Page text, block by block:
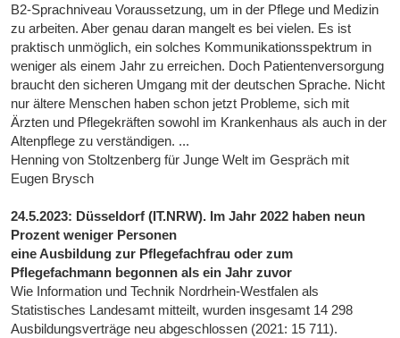
B2-Sprachniveau Voraussetzung, um in der Pflege und Medizin
zu arbeiten. Aber genau daran mangelt es bei vielen. Es ist
praktisch unmöglich, ein solches Kommunikationsspektrum in
weniger als einem Jahr zu erreichen. Doch Patientenversorgung
braucht den sicheren Umgang mit der deutschen Sprache. Nicht
nur ältere Menschen haben schon jetzt Probleme, sich mit
Ärzten und Pflegekräften sowohl im Krankenhaus als auch in der
Altenpflege zu verständigen. ...
Henning von Stoltzenberg für Junge Welt im Gespräch mit
Eugen Brysch
24.5.2023: Düsseldorf (IT.NRW). Im Jahr 2022 haben neun
Prozent weniger Personen
eine Ausbildung zur Pflegefachfrau oder zum
Pflegefachmann begonnen als ein Jahr zuvor
Wie Information und Technik Nordrhein-Westfalen als
Statistisches Landesamt mitteilt, wurden insgesamt 14 298
Ausbildungsverträge neu abgeschlossen (2021: 15 711).